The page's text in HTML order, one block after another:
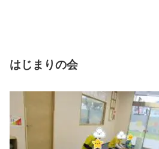
はじまりの会